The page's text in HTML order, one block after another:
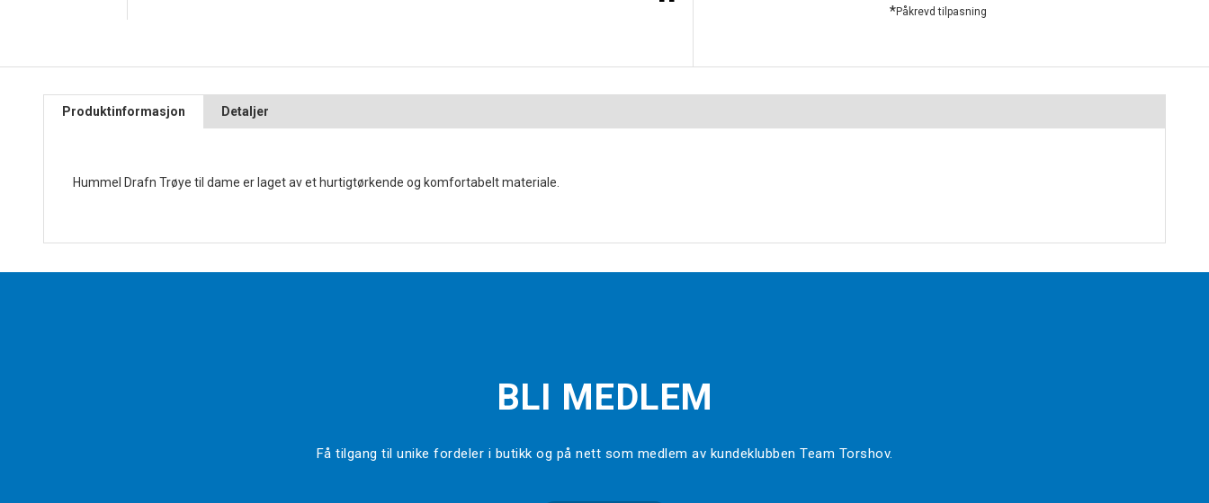
*Påkrevd tilpasning
Produktinformasjon Detaljer
Hummel Drafn Trøye til dame er laget av et hurtigtørkende og komfortabelt materiale.
BLI MEDLEM
Få tilgang til unike fordeler i butikk og på nett som medlem av kundeklubben Team Torshov.